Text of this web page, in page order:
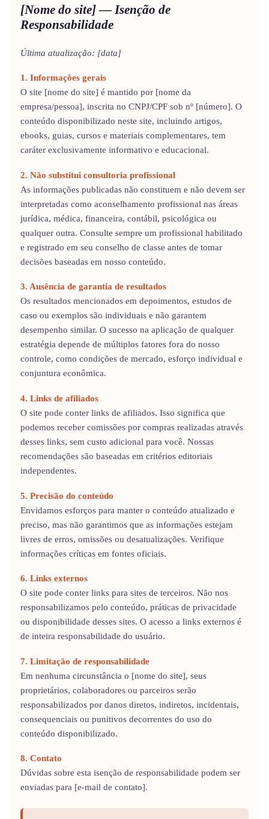
[Nome do site] — Isenção de
Responsabilidade
Última atualização: [data]
1. Informações gerais
O site [nome do site] é mantido por [nome da
empresa/pessoa], inscrita no CNPJ/CPF sob nº [número]. O
conteúdo disponibilizado neste site, incluindo artigos,
ebooks, guias, cursos e materiais complementares, tem
caráter exclusivamente informativo e educacional.
2. Não substitui consultoria profissional
As informações publicadas não constituem e não devem ser
interpretadas como aconselhamento profissional nas áreas
jurídica, médica, financeira, contábil, psicológica ou
qualquer outra. Consulte sempre um profissional habilitado
e registrado em seu conselho de classe antes de tomar
decisões baseadas em nosso conteúdo.
3. Ausência de garantia de resultados
Os resultados mencionados em depoimentos, estudos de
caso ou exemplos são individuais e não garantem
desempenho similar. O sucesso na aplicação de qualquer
estratégia depende de múltiplos fatores fora do nosso
controle, como condições de mercado, esforço individual e
conjuntura econômica.
4. Links de afiliados
O site pode conter links de afiliados. Isso significa que
podemos receber comissões por compras realizadas através
desses links, sem custo adicional para você. Nossas
recomendações são baseadas em critérios editoriais
independentes.
5. Precisão do conteúdo
Envidamos esforços para manter o conteúdo atualizado e
preciso, mas não garantimos que as informações estejam
livres de erros, omissões ou desatualizações. Verifique
informações críticas em fontes oficiais.
6. Links externos
O site pode conter links para sites de terceiros. Não nos
responsabilizamos pelo conteúdo, práticas de privacidade
ou disponibilidade desses sites. O acesso a links externos é
de inteira responsabilidade do usuário.
7. Limitação de responsabilidade
Em nenhuma circunstância o [nome do site], seus
proprietários, colaboradores ou parceiros serão
responsabilizados por danos diretos, indiretos, incidentais,
consequenciais ou punitivos decorrentes do uso do
conteúdo disponibilizado.
8. Contato
Dúvidas sobre esta isenção de responsabilidade podem ser
enviadas para [e-mail de contato].